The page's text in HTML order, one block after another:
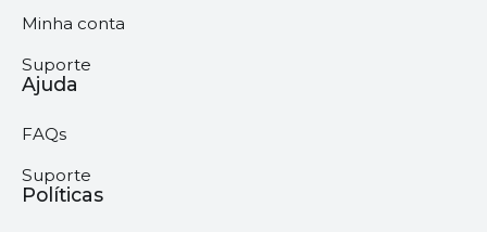
Minha conta
Suporte
Ajuda
FAQs
Suporte
Políticas